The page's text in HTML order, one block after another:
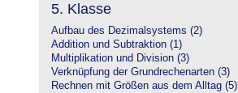
5. Klasse
Aufbau des Dezimalsystems (2)
Addition und Subtraktion (1)
Multiplikation und Division (3)
Verknüpfung der Grundrechenarten (3)
Rechnen mit Größen aus dem Alltag (5)